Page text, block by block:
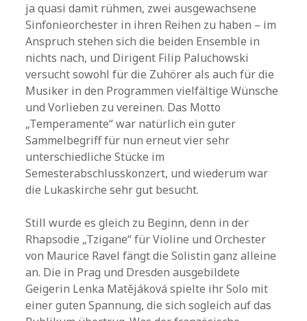
ja quasi damit rühmen, zwei ausgewachsene
Sinfonieorchester in ihren Reihen zu haben – im
Anspruch stehen sich die beiden Ensemble in
nichts nach, und Dirigent Filip Paluchowski
versucht sowohl für die Zuhörer als auch für die
Musiker in den Programmen vielfältige Wünsche
und Vorlieben zu vereinen. Das Motto
„Temperamente“ war natürlich ein guter
Sammelbegriff für nun erneut vier sehr
unterschiedliche Stücke im
Semesterabschlusskonzert, und wiederum war
die Lukaskirche sehr gut besucht.
Still wurde es gleich zu Beginn, denn in der
Rhapsodie „Tzigane“ für Violine und Orchester
von Maurice Ravel fängt die Solistin ganz alleine
an. Die in Prag und Dresden ausgebildete
Geigerin Lenka Matějáková spielte ihr Solo mit
einer guten Spannung, die sich sogleich auf das